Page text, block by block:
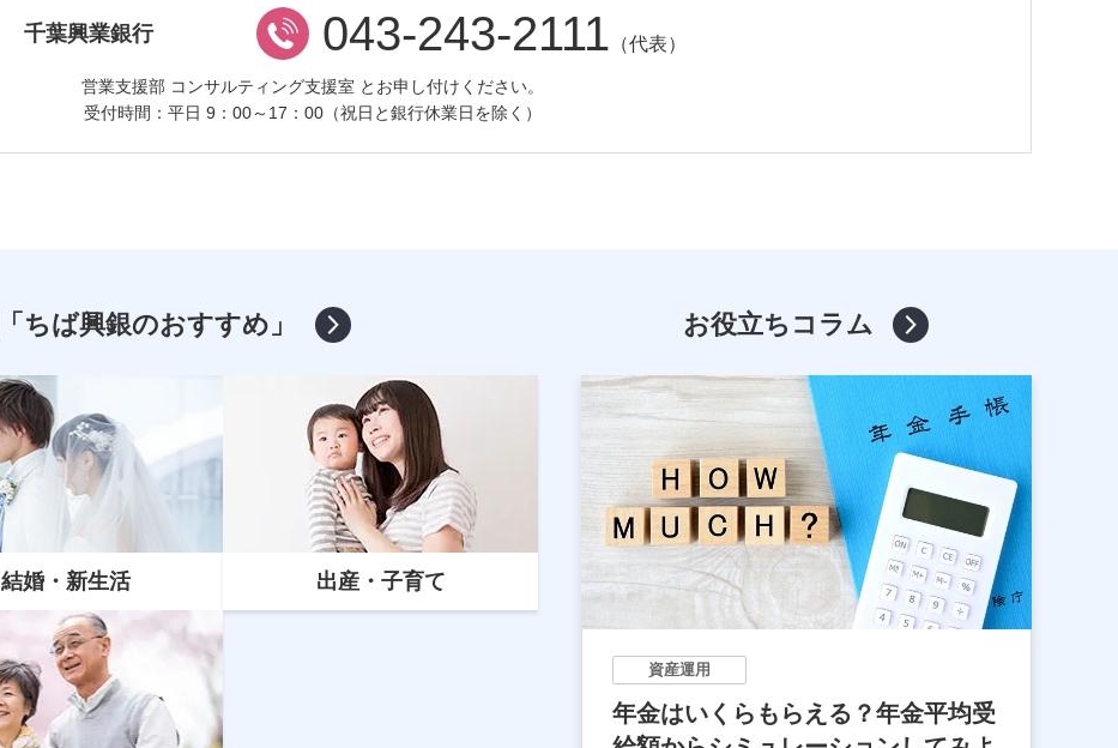
千葉興業銀行 043-243-2111 （代表）
営業支援部 コンサルティング支援室 とお申し付けください。
受付時間：平日 9：00～17：00 （祝日と銀行休業日を除く）
「ちば興銀のおすすめ」
結婚・新生活 出産・子育て
お役立ちコラム
マイカーローン
マイカーローンの借換えとは？ちば
資産運用
年金はいくらもらえる？年金平均受